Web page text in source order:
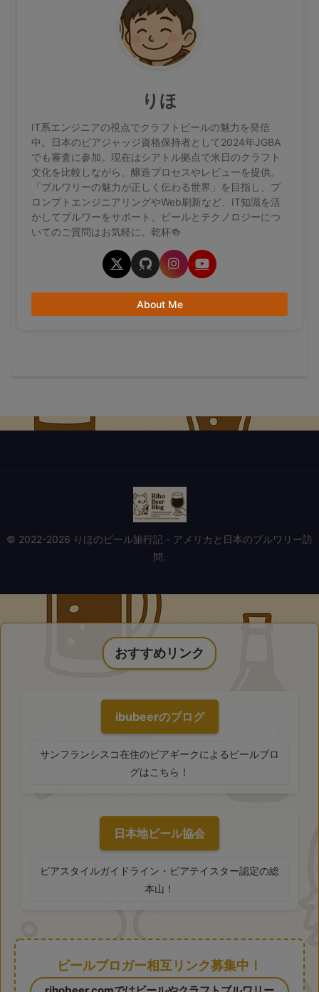
りほ
IT系エンジニアの視点でクラフトビールの魅力を発信
中。日本のビアジャッジ資格保持者として2024年JGBA
でも審査に参加。現在はシアトル拠点で米日のクラフト
文化を比較しながら、醸造プロセスやレビューを提供。
「ブルワリーの魅力が正しく伝わる世界」を目指し、プ
ロンプトエンジニアリングやWeb刷新など、IT知識を活
かしてブルワーをサポート。ビールとテクノロジーにつ
いてのご質問はお気軽に。乾杯🍻
About Me
© 2022-2026 りほのビール旅行記 - アメリカと日本のブルワリー訪
問.
おすすめリンク
ibubeerのブログ
サンフランシスコ在住のビアギークによるビールブロ
グはこちら！
日本地ビール協会
ビアスタイルガイドライン・ビアテイスター認定の総
本山！
ビールブロガー相互リンク募集中！